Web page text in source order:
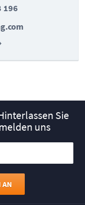
196
Sie
uns